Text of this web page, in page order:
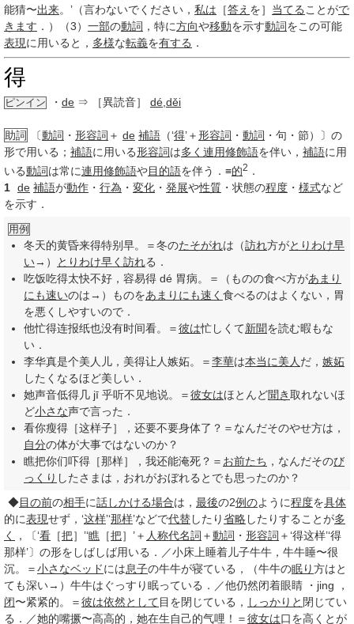
能猜〜出来。’（言わないでください， 私は ［答え を］ 当てる ことがで
きます ．）（3） 一部の動詞 ，特に方向や移動を示す動詞をこの可能
表現に用いると， 多様な転義を有する ．
得
ピンイン ・ de ⇒ ［異読音］ dé děi
助詞 〔動詞 ・ 形容詞 ＋ de 補語 （‘得’＋形容詞 ・ 動詞 ・句・節）〕の
形で用いる； 補語に用いる形容詞は多く 連用修飾語を伴い， 補語に用
いる動詞は常に連用修飾語や目的語を伴う．≡的2 ．
1 de 補語が動作 ・ 行為 ・ 変化 ・ 発展や性質 ・状態の程度 ・ 様式など
を示す．
用例
冬天的黄昏来得特别早。＝冬のたそがれは（訪れ方がとりわけ早
い→） とりわけ早く 訪れる．
吃饭吃得太快不好，容易得 dé 胃病。＝（ものの食べ方があまり
にも速いのは→）ものをあまりにも速く 食べるのはよくない，胃
を悪くしやすいので．
他忙得连报纸也没有时间看。＝彼は忙しくて新聞を読む暇もな
い．
李华真是个美人儿，美得让人嫉妬。＝李華は本当に美人 だ， 嫉妬
したくなるほど美しい．
她声音低得几 jī 乎听不见地说。＝彼女はほとんど聞き取れないほ
ど小さな声で言った．
看你瘦得［这样子］，还要不要身体了？＝なんだそのやせ方は，
自分の体が大事ではないのか？
瞧把你们吓得［那样］，我还能淹死？＝ お前たち ，なんだそのび
っくり したさまは，おれがおぼれるとでも思ったのか？
◆目の前の相手に話しかける場合は， 最後の2例のように程度を具体
的に表現せず，‘这样’‘那样’などで代替したり省略したりすることが多
く
，〔‘看 ［把］’‘瞧 ［把］’＋ 人称代名詞 ＋動詞 ・ 形容詞 ＋‘得这样’‘得
那样’〕の形をしばしば用いる．／小床上睡着儿子牛牛，牛牛睡〜很
沉。＝小さなベッドには息子の牛牛が寝ている，（牛牛の眠り方はと
ても深い→）牛牛はぐっすり眠っている．／他仍然闭着眼睛
・jing ，
闭〜紧紧的。＝彼は依然として目を閉じている， しっかりと 閉じてい
る．／她的嘴撅〜高高的，她在生自己的气哩！＝彼女は口を高くとが